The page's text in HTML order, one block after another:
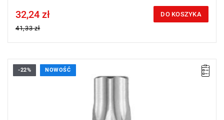
Price tax included
32,24 zł
41,33 zł
DO KOSZYKA
-22% NOWOŚĆ